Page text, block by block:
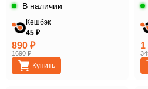
В наличии
Кешбэк
45 ₽
890 ₽
1690 ₽
Купить
1